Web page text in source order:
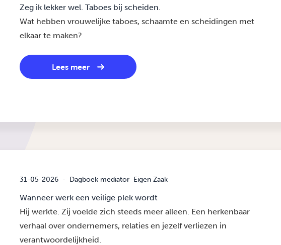
Zeg ik lekker wel. Taboes bij scheiden.
Wat hebben vrouwelijke taboes, schaamte en scheidingen met
elkaar te maken?
Lees meer
31-05-2026 - Dagboek mediator Eigen Zaak
Wanneer werk een veilige plek wordt
Hij werkte. Zij voelde zich steeds meer alleen. Een herkenbaar
verhaal over ondernemers, relaties en jezelf verliezen in
verantwoordelijkheid.